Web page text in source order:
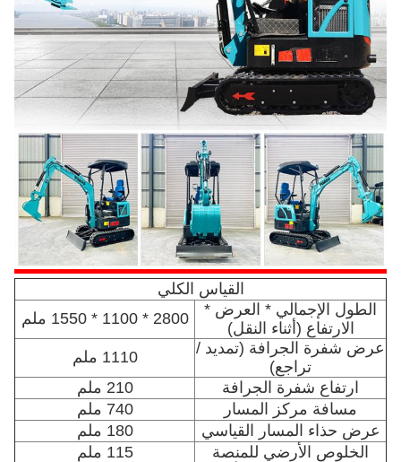
القياس الكلي
الطول الإجمالي * العرض *
الارتفاع (أثناء النقل)
2800 * 1100 * 1550 ملم
عرض شفرة الجرافة (تمديد /
تراجع)
1110 ملم
ارتفاع شفرة الجرافة
210 ملم
مسافة مركز المسار
740 ملم
عرض حذاء المسار القياسي
180 ملم
الخلوص الأرضي للمنصة
115 ملم